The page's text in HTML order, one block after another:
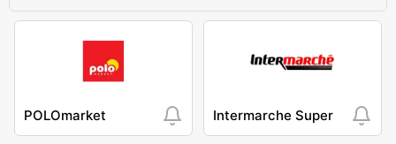
POLOmarket Intermarche Super